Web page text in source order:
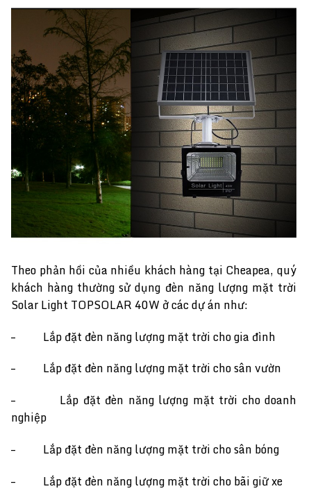
Theo phản hồi của nhiều khách hàng tại Cheapea, quý
khách hàng thường sử dụng đèn năng lượng mặt trời
Solar Light TOPSOLAR 40W ở các dự án như:
– Lắp đặt đèn năng lượng mặt trời cho gia đình
– Lắp đặt đèn năng lượng mặt trời cho sân vườn
– Lắp đặt đèn năng lượng mặt trời cho doanh
nghiệp
– Lắp đặt đèn năng lượng mặt trời cho sân bóng
– Lắp đặt đèn năng lượng mặt trời cho bãi giữ xe